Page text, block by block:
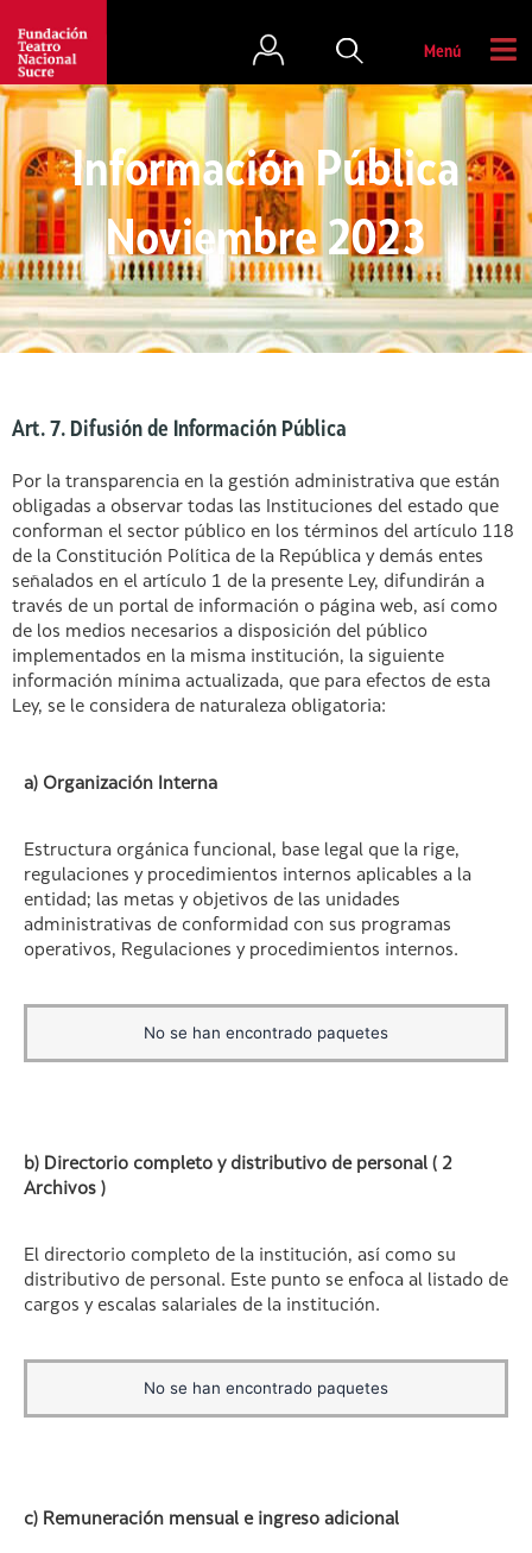
Menú
Información Pública
Noviembre 2023
Art. 7. Difusión de Información Pública
Por la transparencia en la gestión administrativa que están
obligadas a observar todas las Instituciones del estado que
conforman el sector público en los términos del artículo 118
de la Constitución Política de la República y demás entes
señalados en el artículo 1 de la presente Ley, difundirán a
través de un portal de información o página web, así como
de los medios necesarios a disposición del público
implementados en la misma institución, la siguiente
información mínima actualizada, que para efectos de esta
Ley, se le considera de naturaleza obligatoria:
a) Organización Interna
Estructura orgánica funcional, base legal que la rige,
regulaciones y procedimientos internos aplicables a la
entidad; las metas y objetivos de las unidades
administrativas de conformidad con sus programas
operativos, Regulaciones y procedimientos internos.
No se han encontrado paquetes
b) Directorio completo y distributivo de personal ( 2
Archivos )
El directorio completo de la institución, así como su
distributivo de personal. Este punto se enfoca al listado de
cargos y escalas salariales de la institución.
No se han encontrado paquetes
c) Remuneración mensual e ingreso adicional